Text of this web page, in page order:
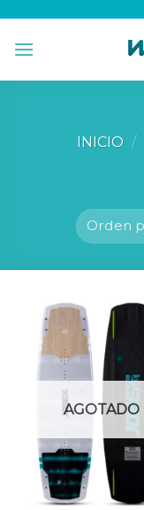
content
INICIO /
AGOTADO